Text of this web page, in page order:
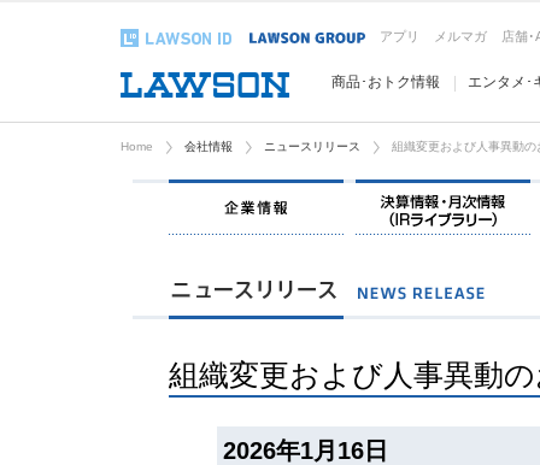
アプリ メルマガ 店舗･
商品･おトク情報 エンタメ･
Home 会社情報 ニュースリリース 組織変更および人事異動の
企業情報
組織変更および人事異動
2026年1月16日